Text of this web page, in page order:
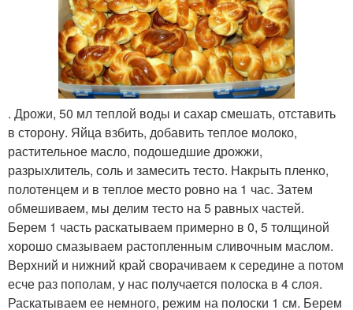
. Дрожи, 50 мл теплой воды и сахар смешать, отставить
в сторону. Яйца взбить, добавить теплое молоко,
растительное масло, подошедшие дрожжи,
разрыхлитель, соль и замесить тесто. Накрыть пленко,
полотенцем и в теплое место ровно на 1 час. Затем
обмешиваем, мы делим тесто на 5 равных частей.
Берем 1 часть раскатываем примерно в 0, 5 толщиной
хорошо смазываем растопленным сливочным маслом.
Верхний и нижний край сворачиваем к середине а потом
есче раз пополам, у нас получается полоска в 4 слоя.
Раскатываем ее немного, режим на полоски 1 см. Берем